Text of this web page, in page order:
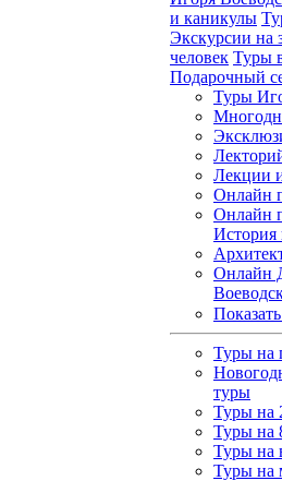
и каникулы
Экскурсии на
человек Туры
Подарочный
Туры
Лекции
Онлайн
Онлайн
История
Онлайн
Туры на
туры
Туры на
Туры на
Туры на
Туры на